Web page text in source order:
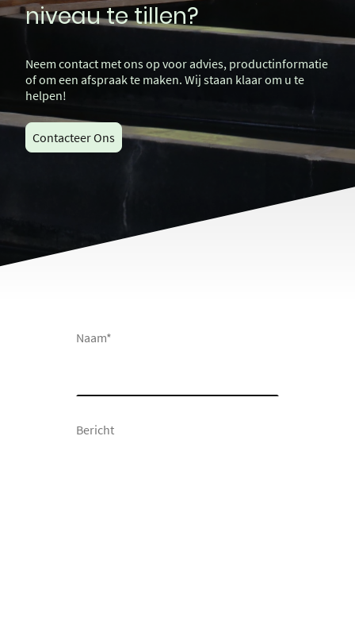
niveau te tillen?
Neem contact met ons op voor advies, productinformatie
of om een afspraak te maken. Wij staan klaar om u te
helpen!
Contacteer Ons
Naam*
Bericht